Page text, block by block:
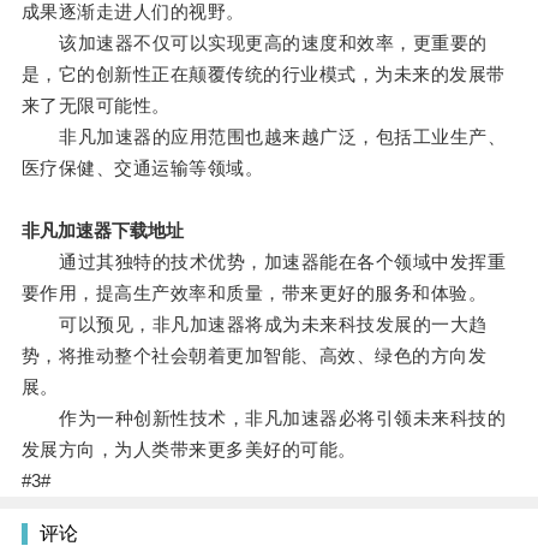
成果逐渐走进人们的视野。
该加速器不仅可以实现更高的速度和效率，更重要的
是，它的创新性正在颠覆传统的行业模式，为未来的发展带
来了无限可能性。
非凡加速器的应用范围也越来越广泛，包括工业生产、
医疗保健、交通运输等领域。
非凡加速器下载地址
通过其独特的技术优势，加速器能在各个领域中发挥重
要作用，提高生产效率和质量，带来更好的服务和体验。
可以预见，非凡加速器将成为未来科技发展的一大趋
势，将推动整个社会朝着更加智能、高效、绿色的方向发
展。
作为一种创新性技术，非凡加速器必将引领未来科技的
发展方向，为人类带来更多美好的可能。
#3#
评论